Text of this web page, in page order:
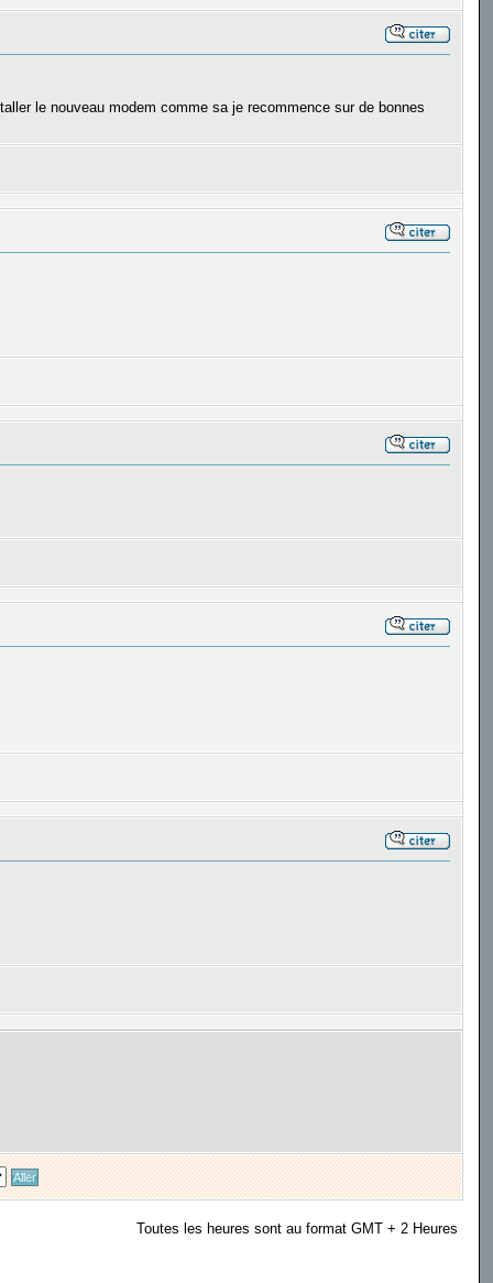
le nouveau modem comme sa je recommence sur de bonnes
Toutes les heures sont au format GMT + 2 Heures